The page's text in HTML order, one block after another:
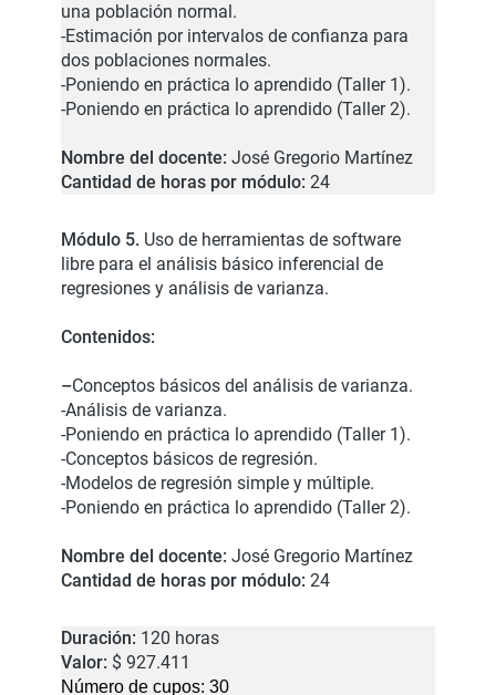
una población normal.
-Estimación por intervalos de confianza para
dos poblaciones normales.
-Poniendo en práctica lo aprendido (Taller 1).
-Poniendo en práctica lo aprendido (Taller 2).
Nombre del docente: José Gregorio Martínez
Cantidad de horas por módulo: 24
Módulo 5. Uso de herramientas de software
libre para el análisis básico inferencial de
regresiones y análisis de varianza.
Contenidos:
–Conceptos básicos del análisis de varianza.
-Análisis de varianza.
-Poniendo en práctica lo aprendido (Taller 1).
-Conceptos básicos de regresión.
-Modelos de regresión simple y múltiple.
-Poniendo en práctica lo aprendido (Taller 2).
Nombre del docente: José Gregorio Martínez
Cantidad de horas por módulo: 24
Duración: 120 horas
Valor: $ 927.411
Número de cupos: 30